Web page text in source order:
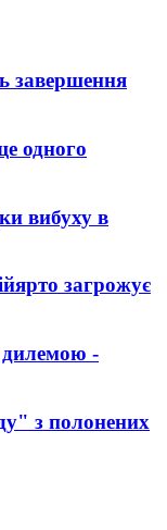
завершення
одного
вибуху в
загрожує
дилемою -
з полонених